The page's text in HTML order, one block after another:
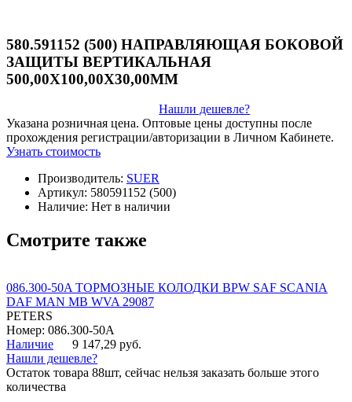
580.591152 (500) НАПРАВЛЯЮЩАЯ БОКОВОЙ
ЗАЩИТЫ ВЕРТИКАЛЬНАЯ
500,00Х100,00Х30,00ММ
Нашли дешевле?
Указана розничная цена. Оптовые цены доступны после
прохождения регистрации/авторизации в Личном Кабинете.
Узнать стоимость
Производитель: SUER
Артикул: 580591152 (500)
Наличие: Нет в наличии
Смотрите также
086.300-50A ТОРМОЗНЫЕ КОЛОДКИ BPW SAF SCANIA
DAF MAN MB WVA 29087
PETERS
Номер: 086.300-50A
Наличие
9 147,29 руб.
Нашли дешевле?
Остаток товара 88шт, сейчас нельзя заказать больше этого
количества